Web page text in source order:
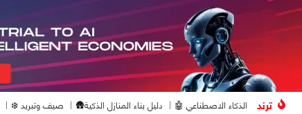
ترند الذكاء الاصطناعي 🤖 دليل بناء المنازل الذكية🛖 صيف وتبريد ❄️